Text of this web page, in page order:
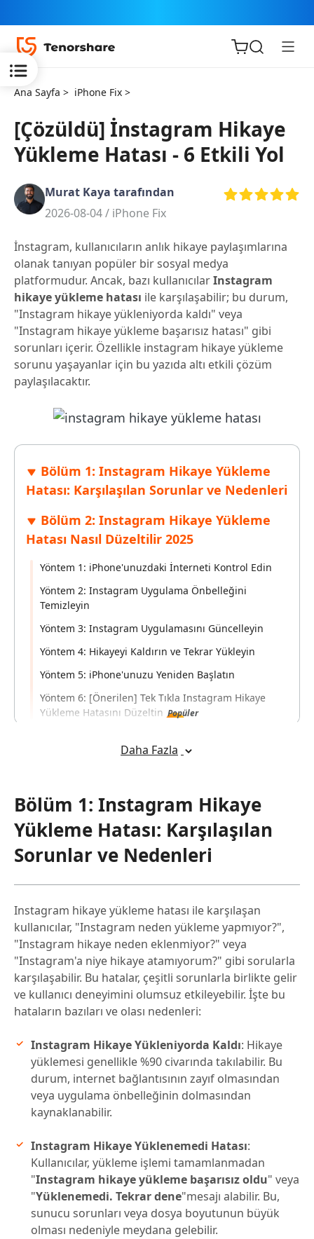
ReiBoot
PDNob
iAnyGo
Ana Sayfa > iPhone Fix >
[Çözüldü] İnstagram Hikaye
Yükleme Hatası - 6 Etkili Yol
Murat Kaya tarafından
2026-08-04 / iPhone Fix
İnstagram, kullanıcıların anlık hikaye paylaşımlarına
olanak tanıyan popüler bir sosyal medya
platformudur. Ancak, bazı kullanıcılarInstagram
hikaye yükleme hatası ile karşılaşabilir; bu durum,
"Instagram hikaye yükleniyorda kaldı" veya
"Instagram hikaye yükleme başarısız hatası" gibi
sorunları içerir. Özellikle instagram hikaye yükleme
sorunu yaşayanlar için bu yazıda altı etkili çözüm
paylaşılacaktır.
Bölüm 1: Instagram Hikaye Yükleme
Hatası: Karşılaşılan Sorunlar ve Nedenleri
Bölüm 2: Instagram Hikaye Yükleme
Hatası Nasıl Düzeltilir 2025
Yöntem 1: iPhone'unuzdaki İnterneti Kontrol Edin
Yöntem 2: Instagram Uygulama Önbelleğini
Temizleyin
Yöntem 3: Instagram Uygulamasını Güncelleyin
Yöntem 4: Hikayeyi Kaldırın ve Tekrar Yükleyin
Yöntem 5: iPhone'unuzu Yeniden Başlatın
Yöntem 6: [Önerilen] Tek Tıkla Instagram Hikaye
Yükleme Hatasını Düzeltin Popüler
Hatası Hakkında SSS
Daha Fazla
Bölüm 1: Instagram Hikaye
Yükleme Hatası: Karşılaşılan
Sorunlar ve Nedenleri
Instagram hikaye yükleme hatası ile karşılaşan
kullanıcılar, "Instagram neden yükleme yapmıyor?",
"Instagram hikaye neden eklenmiyor?" veya
"Instagram'a niye hikaye atamıyorum?" gibi sorularla
karşılaşabilir. Bu hatalar, çeşitli sorunlarla birlikte gelir
ve kullanıcı deneyimini olumsuz etkileyebilir. İşte bu
hataların bazıları ve olası nedenleri:
Instagram Hikaye Yükleniyorda Kaldı: Hikaye
yüklemesi genellikle %90 civarında takılabilir. Bu
durum, internet bağlantısının zayıf olmasından
veya uygulama önbelleğinin dolmasından
kaynaklanabilir.
Instagram Hikaye Yüklenemedi Hatası:
Kullanıcılar, yükleme işlemi tamamlanmadan
"Instagram hikaye yükleme başarısız oldu" veya
"Yüklenemedi. Tekrar dene"mesajı alabilir. Bu,
sunucu sorunları veya dosya boyutunun büyük
olması nedeniyle meydana gelebilir.